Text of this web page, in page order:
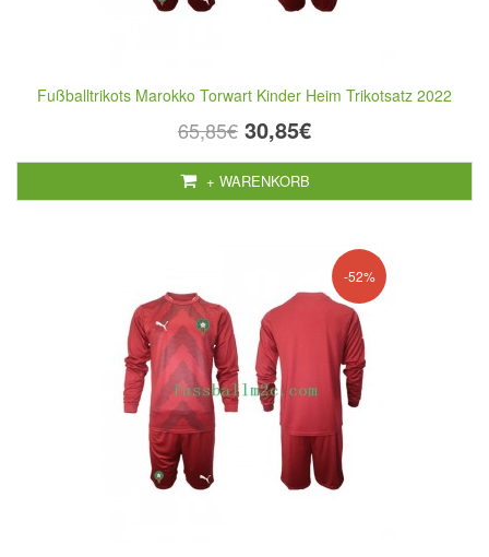
Fußballtrikots Marokko Torwart Kinder Heim Trikotsatz 2022
65,85€ 30,85€
+ WARENKORB
-52%